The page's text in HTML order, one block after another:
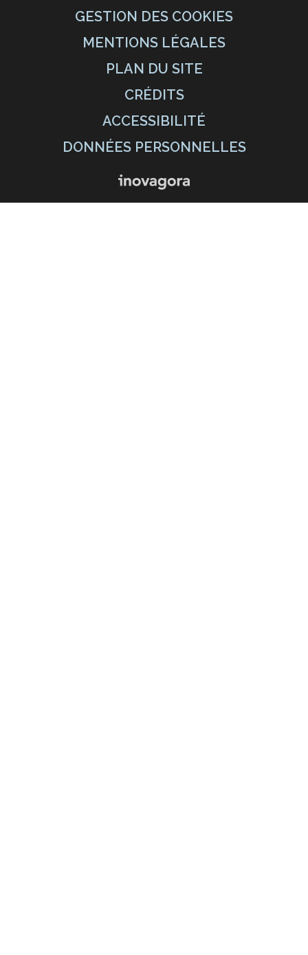
GESTION DES COOKIES
MENTIONS LÉGALES
PLAN DU SITE
CRÉDITS
ACCESSIBILITÉ
DONNÉES PERSONNELLES